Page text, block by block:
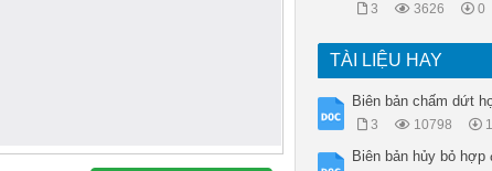
3 3626 0
TÀI LIỆU HAY
Biên bản chấm dứt
3 10798 1
Biên bản hủy bỏ hợp